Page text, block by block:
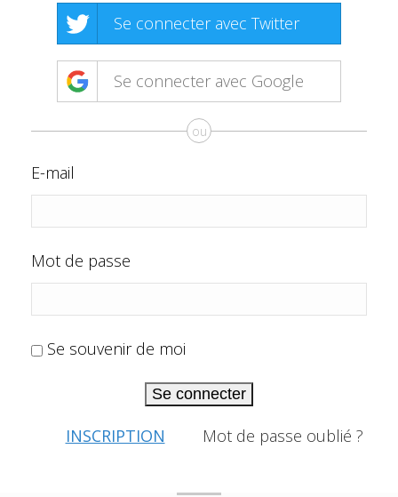
Se connecter avec Twitter
Se connecter avec Google
ou
E-mail
Mot de passe
Se souvenir de moi
Se connecter
INSCRIPTION Mot de passe oublié ?